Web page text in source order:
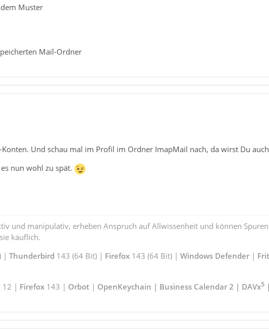
Muster
Mail-Ordner
Konten. Und schau mal im Profil im Ordner ImapMail nach, da wirst Du auch
nun wohl zu spät.
und manipulativ, erheben Anspruch auf Allwissenheit und können
käuflich.
| Thunderbird 143 (64 Bit) | Firefox143 (64 Bit) | Windows Defender|
12 | Firefox143 | Orbot| OpenKeychain | Business Calendar 2 | DAVx5|